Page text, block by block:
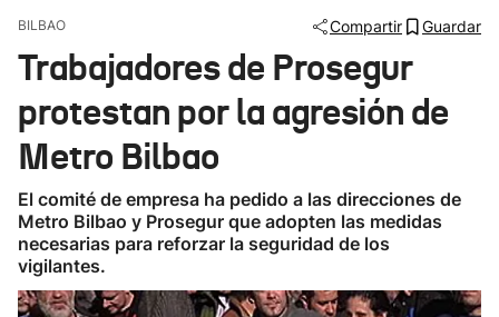
Ikusmiran
BILBAO Compartir Guardar
Trabajadores de Prosegur
protestan por la agresión de
Metro Bilbao
El comité de empresa ha pedido a las direcciones de
Metro Bilbao y Prosegur que adopten las medidas
necesarias para reforzar la seguridad de los
vigilantes.